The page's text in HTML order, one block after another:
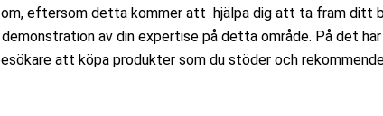
eftersom detta kommer att hjälpa dig att ta fram ditt
av din expertise på detta område. På det
att köpa produkter som du stöder och